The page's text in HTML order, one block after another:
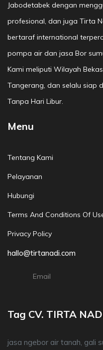
Jabodetabek dengan
profesional, dan juga Tirta
bertaraf international
pompa air dan jasa Bor
Kami meliputi Wilayah
Tangerang, dan selalu siap
Tanpa Hari Libur.
Menu
Tentang Kami
Pelayanan
Hubungi
Terms And Conditions Of
Privacy Policy
hallo@tirtanadi.com
Email
Tag CV. TIRTA
jasa ngebor air tanah, gali